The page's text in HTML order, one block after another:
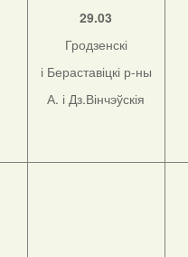
29.03
Гродзенскі
і Бераставіцкі р-ны
А. і Дз.Вінчэўскія